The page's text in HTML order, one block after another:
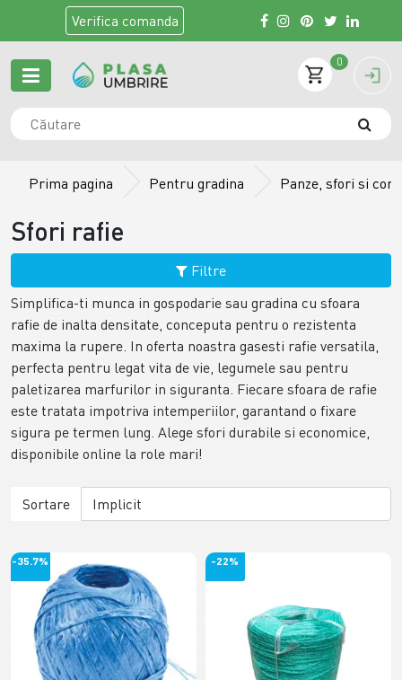
Verifica comanda
0
Prima pagina Pentru gradina Panze, sfori si
Sfori rafie
Filtre
Simplifica-ti munca in gospodarie sau gradina cu sfoara
rafie de inalta densitate, conceputa pentru o rezistenta
maxima la rupere. In oferta noastra gasesti rafie versatila,
perfecta pentru legat vita de vie, legumele sau pentru
paletizarea marfurilor in siguranta. Fiecare sfoara de rafie
este tratata impotriva intemperiilor, garantand o fixare
sigura pe termen lung. Alege sfori durabile si economice,
disponibile online la role mari!
Sortare
-35.7% -22%